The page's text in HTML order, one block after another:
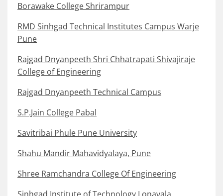
Borawake College Shrirampur
RMD Sinhgad Technical Institutes Campus Warje
Pune
Rajgad Dnyanpeeth Shri Chhatrapati Shivajiraje
College of Engineering
Rajgad Dnyanpeeth Technical Campus
S.P.Jain College Pabal
Savitribai Phule Pune University
Shahu Mandir Mahavidyalaya, Pune
Shree Ramchandra College Of Engineering